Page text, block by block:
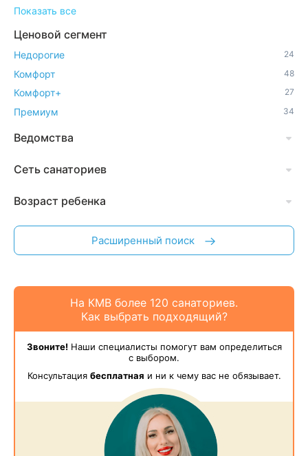
Показать все
Ценовой сегмент
Недорогие 24
Комфорт 48
Комфорт+ 27
Премиум 34
Ведомства
Сеть санаториев
Возраст ребенка
Расширенный поиск
На КМВ более 120 санаториев.
Как выбрать подходящий?
Звоните!Наши специалисты помогут вам определиться
с выбором.
Консультация бесплатная и ни к чему вас не обязывает.